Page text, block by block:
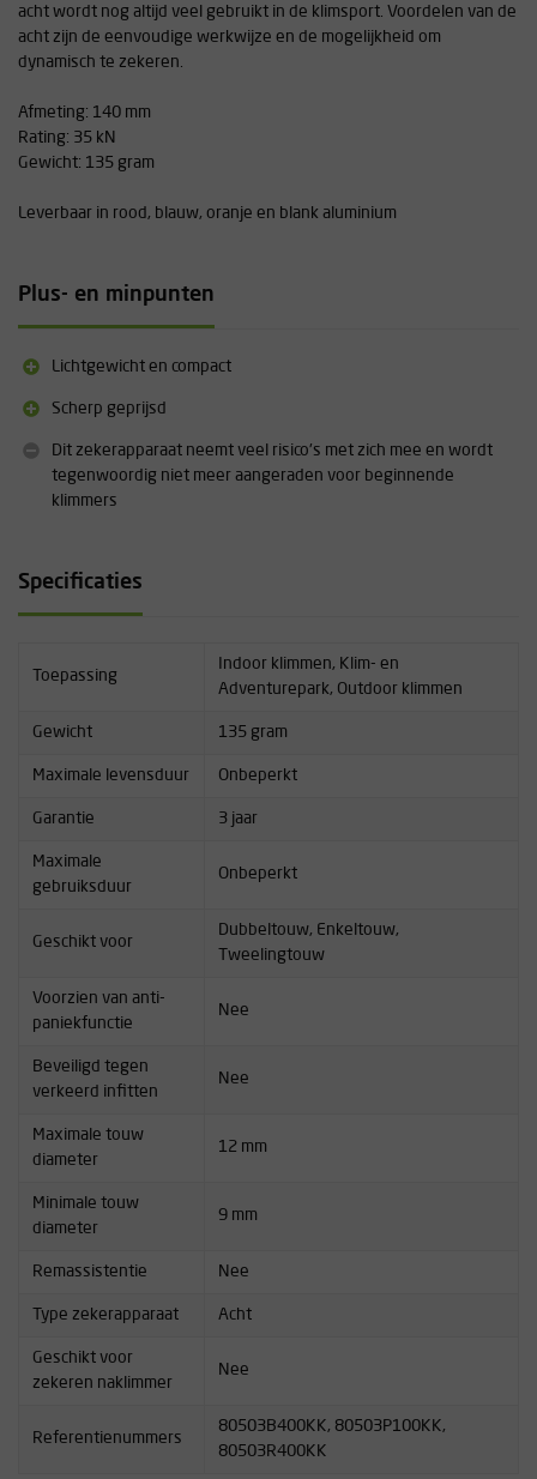
acht wordt nog altijd veel gebruikt in de klimsport. Voordelen van de
acht zijn de eenvoudige werkwijze en de mogelijkheid om
dynamisch te zekeren.
Afmeting: 140 mm
Rating: 35 kN
Gewicht: 135 gram
Leverbaar in rood, blauw, oranje en blank aluminium
Plus- en minpunten
Lichtgewicht en compact
Scherp geprijsd
Dit zekerapparaat neemt veel risico's met zich mee en wordt
tegenwoordig niet meer aangeraden voor beginnende
klimmers
Specificaties
Toepassing
Indoor klimmen, Klim- en
Adventurepark, Outdoor klimmen
Gewicht 135 gram
Maximale levensduur Onbeperkt
Garantie 3 jaar
Maximale
gebruiksduur
Onbeperkt
Geschikt voor
Dubbeltouw, Enkeltouw,
Tweelingtouw
Voorzien van anti-
paniekfunctie
Nee
Beveiligd tegen
verkeerd infitten
Nee
Maximale touw
diameter
12 mm
Minimale touw
diameter
9 mm
Remassistentie Nee
Type zekerapparaat Acht
Geschikt voor
zekeren naklimmer
Nee
Referentienummers
80503B400KK, 80503P100KK,
80503R400KK